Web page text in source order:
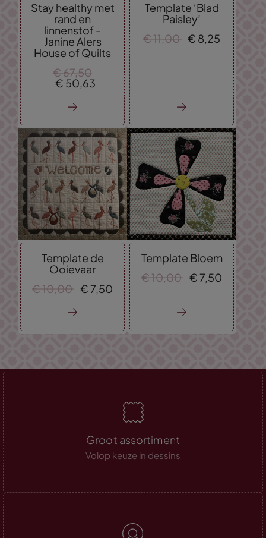
Stay healthy met
rand en
linnenstof -
Janine Alers
House of Quilts
€ 67,50
€ 50,63
Template ‘Blad
Paisley’
€ 11,00 € 8,25
Template de
Ooievaar
€ 10, 00 € 7, 50
Template Bloem
€ 10, 00 € 7, 50
Groot assortiment
Volop keuze in dessins